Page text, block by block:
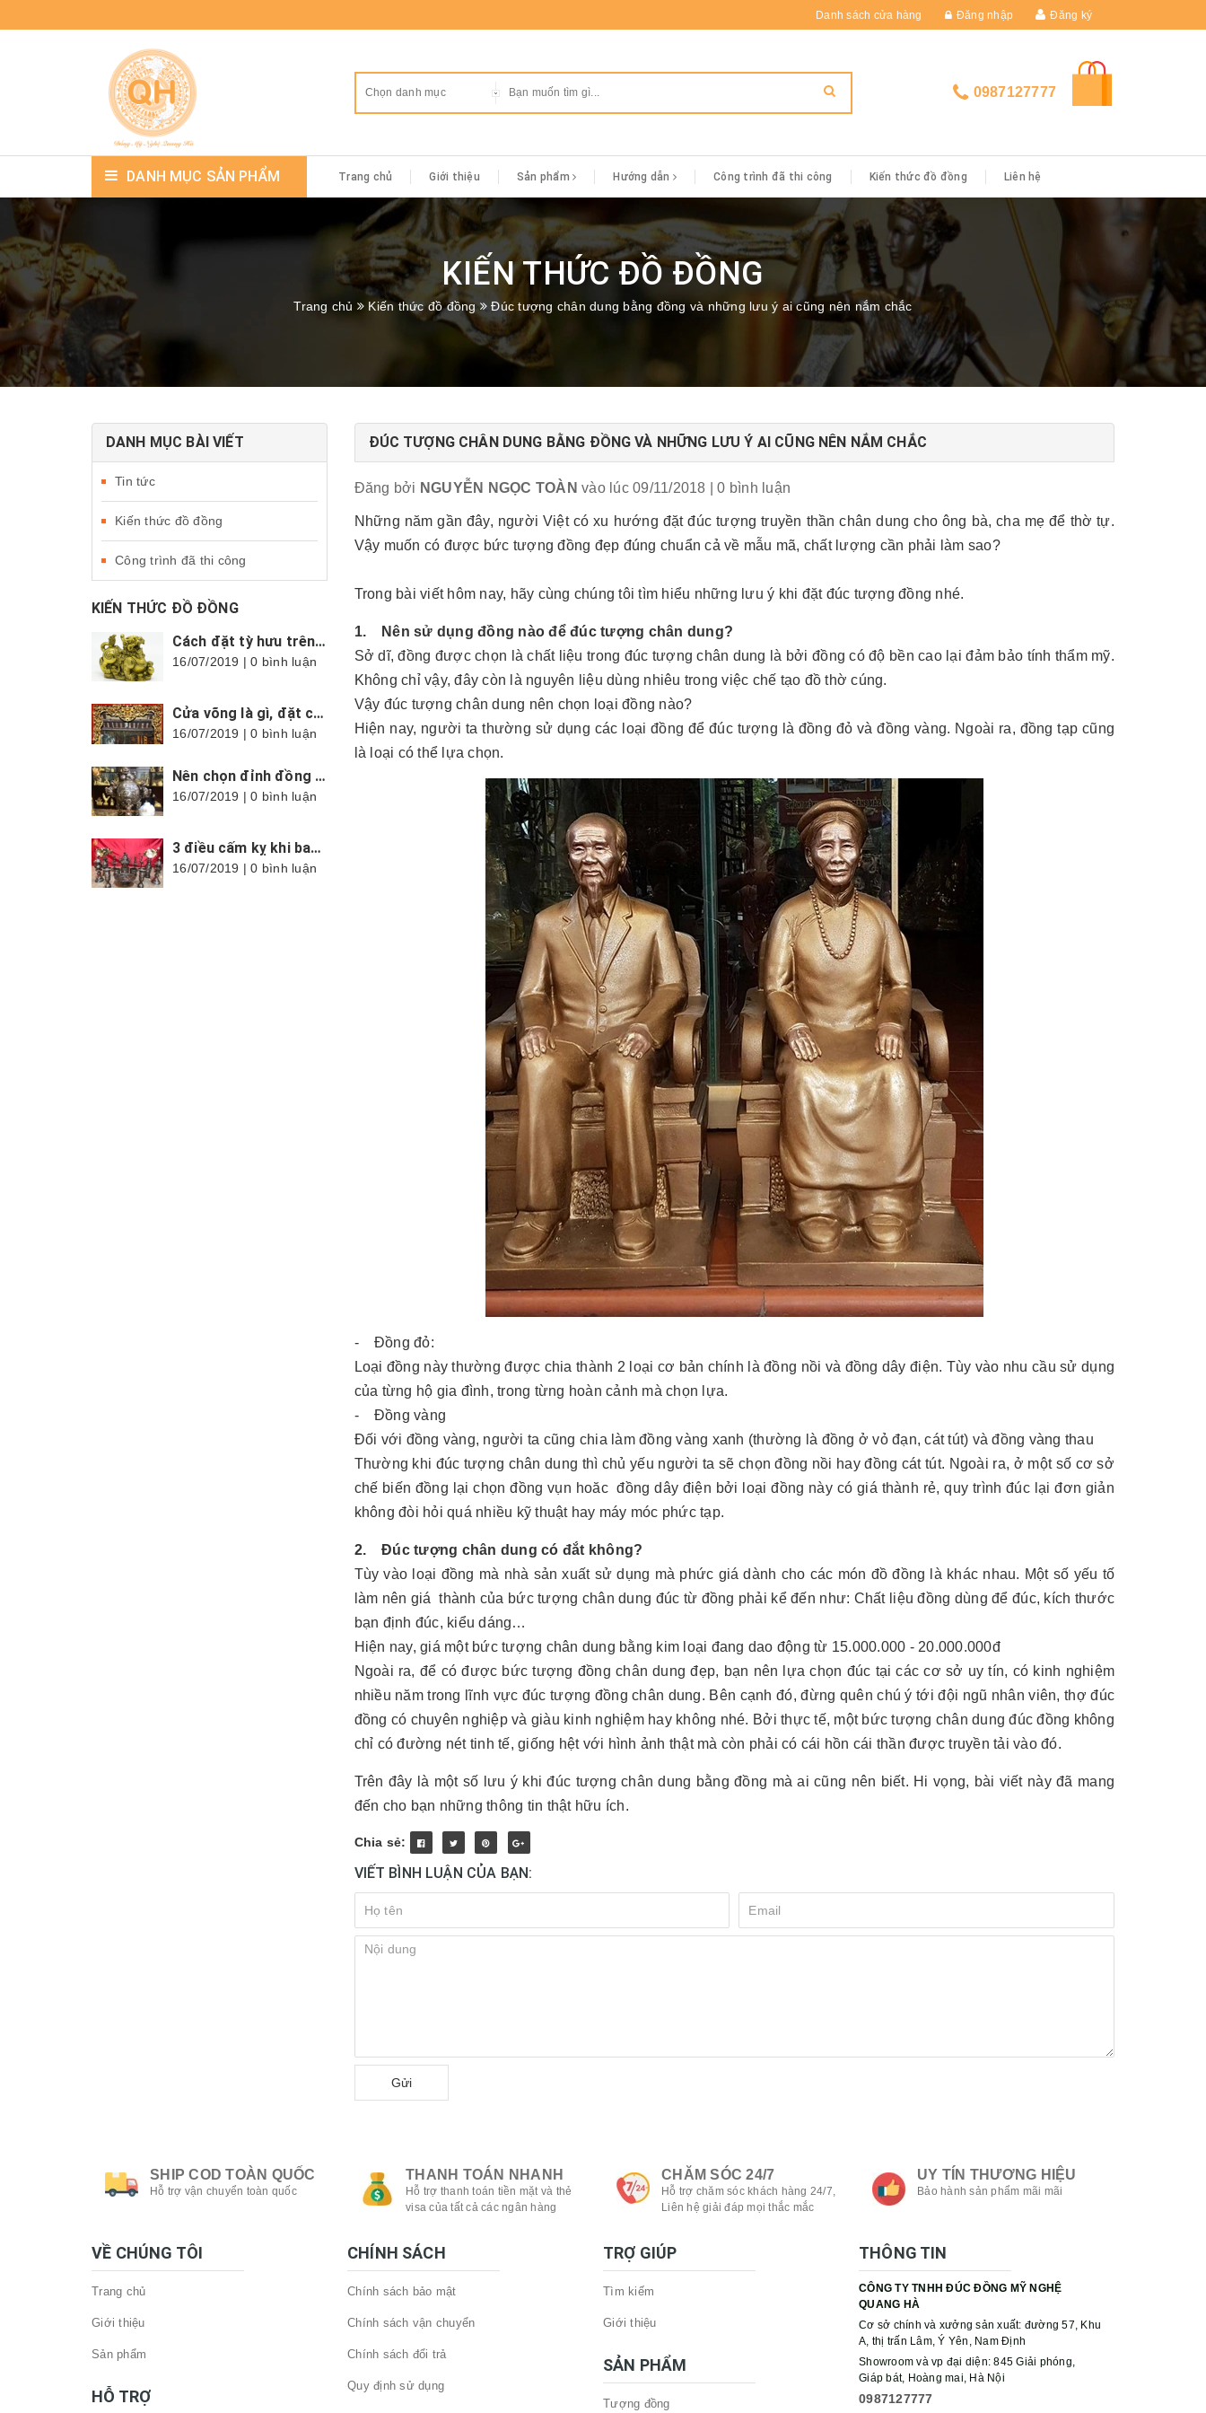
Danh sách cửa hàng Đăng nhập Đăng ký
Chọn danh mục 0987127777
DANH MỤC SẢN PHẨM Trang chủ Giới thiệu Sản phẩm Hướng dẫn Công trình đã thi công Kiến thức đồ đồng Liên hệ
KIẾN THỨC ĐỒ ĐỒNG
Trang chủ Kiến thức đồ đồng Đúc tượng chân dung bằng đồng và những lưu ý ai cũng nên nắm chắc
ĐÚC TƯỢNG CHÂN DUNG BẰNG ĐỒNG VÀ NHỮNG LƯU Ý AI CŨNG NÊN NẮM CHẮC
Đăng bởi NGUYỄN NGỌC TOÀN vào lúc 09/11/2018 | 0 bình luận
Những năm gần đây, người Việt có xu hướng đặt đúc tượng truyền thần chân dung cho ông bà, cha mẹ để thờ tự.
Vậy muốn có được bức tượng đồng đẹp đúng chuẩn cả về mẫu mã, chất lượng cần phải làm sao?
Trong bài viết hôm nay, hãy cùng chúng tôi tìm hiểu những lưu ý khi đặt đúc tượng đồng nhé.
1. Nên sử dụng đồng nào để đúc tượng chân dung?
Sở dĩ, đồng được chọn là chất liệu trong đúc tượng chân dung là bởi đồng có độ bền cao lại đảm bảo tính thẩm mỹ.
Không chỉ vậy, đây còn là nguyên liệu dùng nhiêu trong việc chế tạo đồ thờ cúng.
Vậy đúc tượng chân dung nên chọn loại đồng nào?
Hiện nay, người ta thường sử dụng các loại đồng để đúc tượng là đồng đỏ và đồng vàng. Ngoài ra, đồng tạp cũng
là loại có thể lựa chọn.
- Đồng đỏ:
Loại đồng này thường được chia thành 2 loại cơ bản chính là đồng nồi và đồng dây điện. Tùy vào nhu cầu sử dụng
của từng hộ gia đình, trong từng hoàn cảnh mà chọn lựa.
- Đồng vàng
Đối với đồng vàng, người ta cũng chia làm đồng vàng xanh (thường là đồng ở vỏ đạn, cát tút) và đồng vàng thau
Thường khi đúc tượng chân dung thì chủ yếu người ta sẽ chọn đồng nồi hay đồng cát tút. Ngoài ra, ở một số cơ sở
chế biến đồng lại chọn đồng vụn hoăc đồng dây điện bởi loại đồng này có giá thành rẻ, quy trình đúc lại đơn giản
không đòi hỏi quá nhiều kỹ thuật hay máy móc phức tạp.
2. Đúc tượng chân dung có đắt không?
Tùy vào loại đồng mà nhà sản xuất sử dụng mà phức giá dành cho các món đồ đồng là khác nhau. Một số yếu tố
làm nên giá thành của bức tượng chân dung đúc từ đồng phải kể đến như: Chất liệu đồng dùng để đúc, kích thước
bạn định đúc, kiểu dáng…
Hiện nay, giá một bức tượng chân dung bằng kim loại đang dao động từ 15.000.000 - 20.000.000đ
Ngoài ra, để có được bức tượng đồng chân dung đẹp, bạn nên lựa chọn đúc tại các cơ sở uy tín, có kinh nghiệm
nhiều năm trong lĩnh vực đúc tượng đồng chân dung. Bên cạnh đó, đừng quên chú ý tới đội ngũ nhân viên, thợ đúc
đồng có chuyên nghiệp và giàu kinh nghiệm hay không nhé. Bởi thực tế, một bức tượng chân dung đúc đồng không
chỉ có đường nét tinh tế, giống hệt với hình ảnh thật mà còn phải có cái hồn cái thần được truyền tải vào đó.
Trên đây là một số lưu ý khi đúc tượng chân dung bằng đồng mà ai cũng nên biết. Hi vọng, bài viết này đã mang
đến cho bạn những thông tin thật hữu ích.
Chia sẻ:
VIẾT BÌNH LUẬN CỦA BẠN:
Gửi
DANH MỤC BÀI VIẾT
Tin tức
Kiến thức đồ đồng
Công trình đã thi công
KIẾN THỨC ĐỒ ĐỒNG
Cách đặt tỳ hưu trên bàn thờ thần tài cực chuẩn, hợp phong thủy
16/07/2019 | 0 bình luận
Cửa võng là gì, đặt cửa võng thế nào mới đúng?
16/07/2019 | 0 bình luận
Nên chọn đỉnh đồng tròn hay vuông?
16/07/2019 | 0 bình luận
3 điều cấm kỵ khi bao sái ban thờ nhất là trong tháng cô hồn
16/07/2019 | 0 bình luận
SHIP COD TOÀN QUỐC
Hỗ trợ vận chuyển toàn quốc
THANH TOÁN NHANH
Hỗ trợ thanh toán tiền mặt và thẻ
visa của tất cả các ngân hàng
CHĂM SÓC 24/7
Hỗ trợ chăm sóc khách hàng 24/7,
Liên hệ giải đáp mọi thắc mắc
UY TÍN THƯƠNG HIỆU
Bảo hành sản phẩm mãi mãi
VỀ CHÚNG TÔI
Trang chủ
Giới thiệu
Sản phẩm
HỖ TRỢ
CHÍNH SÁCH
Chính sách bảo mật
Chính sách vận chuyển
Chính sách đổi trả
Quy định sử dụng
TRỢ GIÚP
Tìm kiếm
Giới thiệu
SẢN PHẨM
Tượng đồng
THÔNG TIN
CÔNG TY TNHH ĐÚC ĐỒNG MỸ NGHỆ
QUANG HÀ
Cơ sở chính và xưởng sản xuất: đường 57, Khu
A, thị trấn Lâm, Ý Yên, Nam Định
Showroom và vp đại diện: 845 Giải phóng,
Giáp bát, Hoàng mai, Hà Nội
0987127777